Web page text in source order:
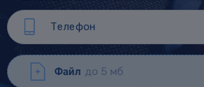
Файл до 5 мб